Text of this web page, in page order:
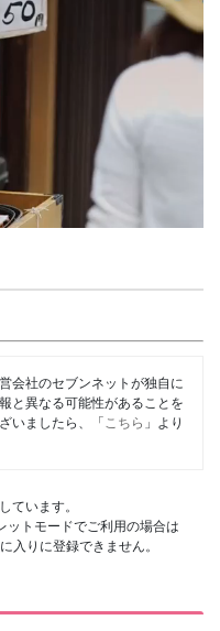
会社のセブンネットが独自に
と異なる可能性があることを
いましたら、「 こちら 」より
ています。
ットモードでご利用の場合は
入りに登録できません。